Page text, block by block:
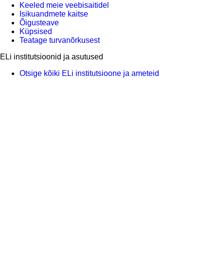
Keeled meie veebisaitidel
Isikuandmete kaitse
Õigusteave
Küpsised
Teatage turvanõrkusest
ELi institutsioonid ja asutused
Otsige kõiki ELi institutsioone ja ameteid